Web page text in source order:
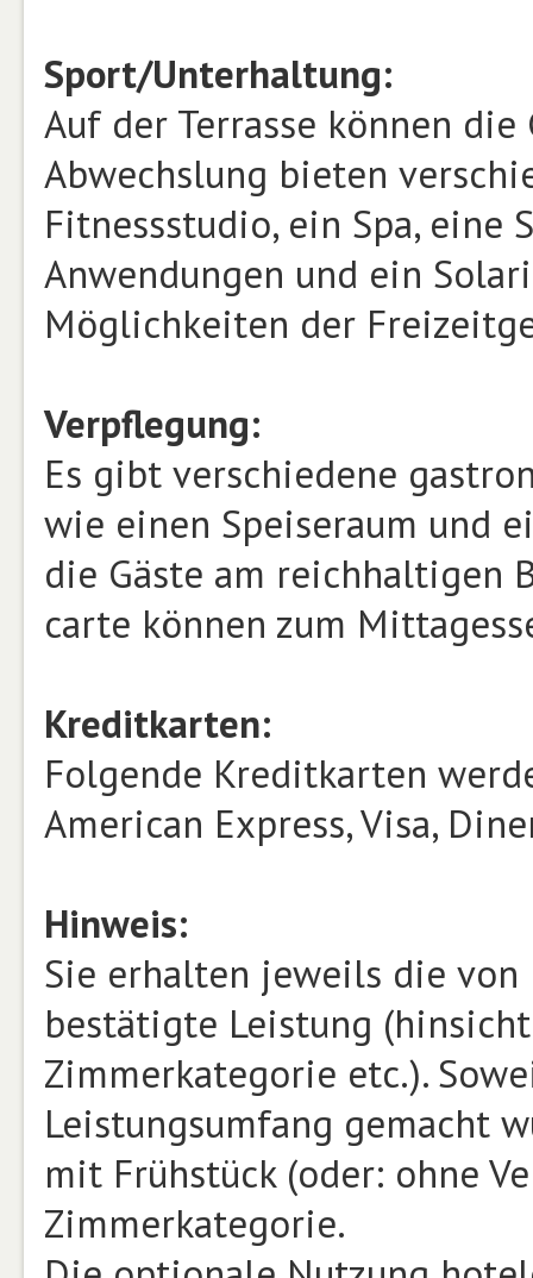
Sport/Unterhaltung:
Auf der Terrasse können
Abwechslung bieten
Fitnessstudio, ein Spa, eine
Anwendungen und ein
Möglichkeiten der
Verpflegung:
Es gibt verschiedene
wie einen Speiseraum und
die Gäste am reichhaltigen
carte können zum
Kreditkarten:
Folgende Kreditkarten
American Express, Visa,
Hinweis:
Sie erhalten jeweils die
bestätigte Leistung
Zimmerkategorie etc.).
Leistungsumfang gemacht
mit Frühstück (oder: ohne
Zimmerkategorie.